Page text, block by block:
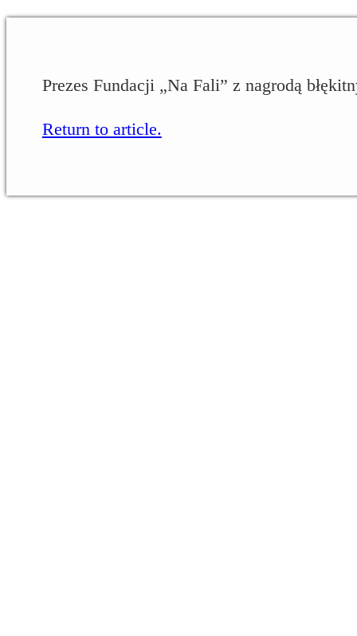
Prezes Fundacji „Na Fali” z nagrodą
Return to article.